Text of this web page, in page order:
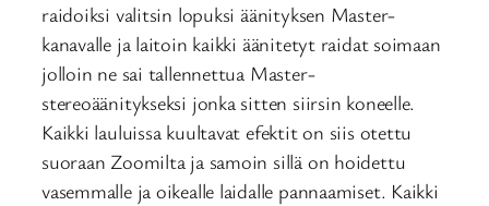
raidoiksi valitsin lopuksi äänityksen Master-
kanavalle ja laitoin kaikki äänitetyt raidat soimaan
jolloin ne sai tallennettua Master-
stereoäänitykseksi jonka sitten siirsin koneelle.
Kaikki lauluissa kuultavat efektit on siis otettu
suoraan Zoomilta ja samoin sillä on hoidettu
vasemmalle ja oikealle laidalle pannaamiset. Kaikki